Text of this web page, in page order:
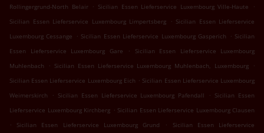
Rollingergrund-North Belair . Sicilian Essen Lieferservice Luxembourg Ville-Haute
.
Sicilian Essen Lieferservice Luxembourg Limpertsberg
. Sicilian Essen Lieferservice
Luxembourg Cessange
. Sicilian Essen Lieferservice Luxembourg Gasperich . Sicilian
Essen Lieferservice Luxembourg Gare
.
Sicilian Essen Lieferservice Luxembourg
Muhlenbach
. Sicilian Essen Lieferservice Luxembourg Muhlenbach, Luxembourg
.
Sicilian Essen Lieferservice Luxembourg Eich . Sicilian Essen Lieferservice Luxembourg
Weimerskirch
. Sicilian Essen Lieferservice Luxembourg Pafendall . Sicilian Essen
Lieferservice Luxembourg Kirchberg . Sicilian Essen Lieferservice Luxembourg Clausen
.
Sicilian Essen Lieferservice Luxembourg Grund .
Sicilian Essen Lieferservice